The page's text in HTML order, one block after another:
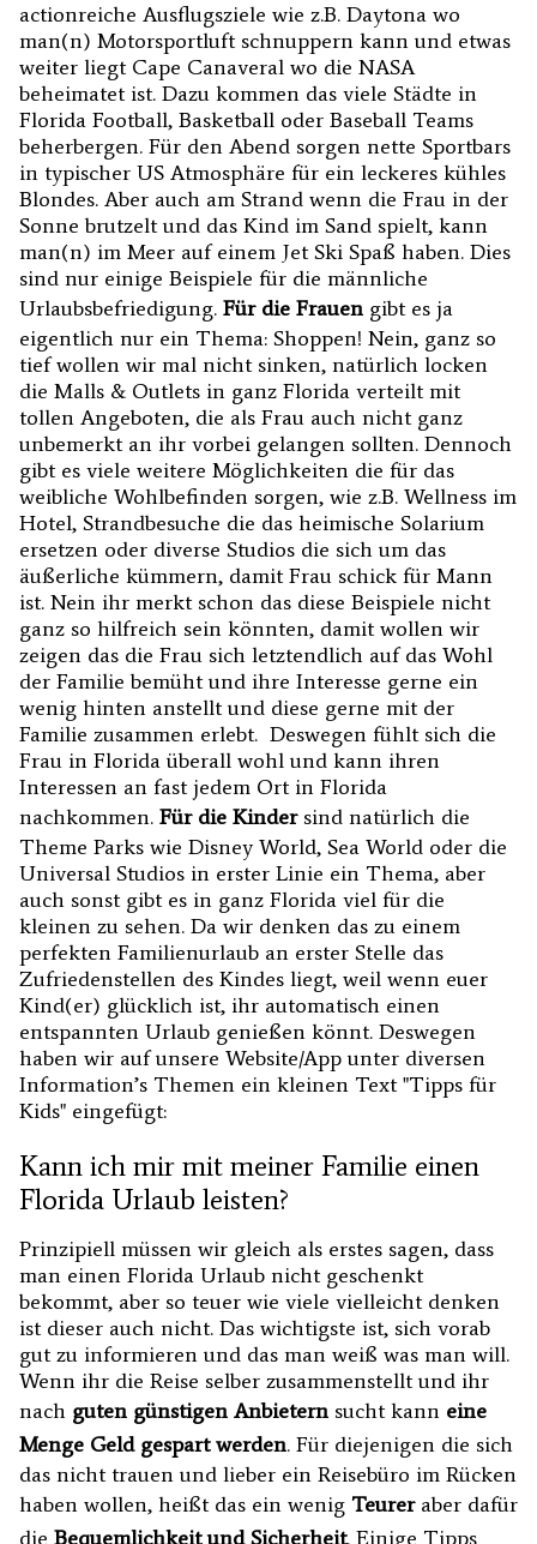
actionreiche Ausflugsziele wie z.B. Daytona wo
man(n) Motorsportluft schnuppern kann und etwas
weiter liegt Cape Canaveral wo die NASA
beheimatet ist. Dazu kommen das viele Städte in
Florida Football, Basketball oder Baseball Teams
beherbergen. Für den Abend sorgen nette Sportbars
in typischer US Atmosphäre für ein leckeres kühles
Blondes. Aber auch am Strand wenn die Frau in der
Sonne brutzelt und das Kind im Sand spielt, kann
man(n) im Meer auf einem Jet Ski Spaß haben. Dies
sind nur einige Beispiele für die männliche
Urlaubsbefriedigung. Für die Frauen gibt es ja
eigentlich nur ein Thema: Shoppen! Nein, ganz so
tief wollen wir mal nicht sinken, natürlich locken
die Malls & Outlets in ganz Florida verteilt mit
tollen Angeboten, die als Frau auch nicht ganz
unbemerkt an ihr vorbei gelangen sollten. Dennoch
gibt es viele weitere Möglichkeiten die für das
weibliche Wohlbefinden sorgen, wie z.B. Wellness im
Hotel, Strandbesuche die das heimische Solarium
ersetzen oder diverse Studios die sich um das
äußerliche kümmern, damit Frau schick für Mann
ist. Nein ihr merkt schon das diese Beispiele nicht
ganz so hilfreich sein könnten, damit wollen wir
zeigen das die Frau sich letztendlich auf das Wohl
der Familie bemüht und ihre Interesse gerne ein
wenig hinten anstellt und diese gerne mit der
Familie zusammen erlebt. Deswegen fühlt sich die
Frau in Florida überall wohl und kann ihren
Interessen an fast jedem Ort in Florida
nachkommen. Für die Kindersind natürlich die
Theme Parks wie Disney World, Sea World oder die
Universal Studios in erster Linie ein Thema, aber
auch sonst gibt es in ganz Florida viel für die
kleinen zu sehen. Da wir denken das zu einem
perfekten Familienurlaub an erster Stelle das
Zufriedenstellen des Kindes liegt, weil wenn euer
Kind(er) glücklich ist, ihr automatisch einen
entspannten Urlaub genießen könnt. Deswegen
haben wir auf unsere Website/App unter diversen
Information’s Themen ein kleinen Text "Tipps für
Kids" eingefügt:
Kann ich mir mit meiner Familie einen
Florida Urlaub leisten?
Prinzipiell müssen wir gleich als erstes sagen, dass
man einen Florida Urlaub nicht geschenkt
bekommt, aber so teuer wie viele vielleicht denken
ist dieser auch nicht. Das wichtigste ist, sich vorab
gut zu informieren und das man weiß was man will.
Wenn ihr die Reise selber zusammenstellt und ihr
nach guten günstigen Anbietern sucht kann eine
Menge Geld gespart werden. Für diejenigen die sich
das nicht trauen und lieber ein Reisebüro im Rücken
haben wollen, heißt das ein wenig Teureraber dafür
die Bequemlichkeit und Sicherheit. Einige Tipps